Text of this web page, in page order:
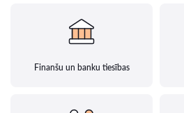
Finanšu un banku tiesības